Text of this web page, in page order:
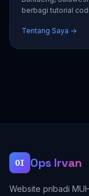
berbagi tutorial
Tentang Saya →
OI Ops Irvan
Website pribadi